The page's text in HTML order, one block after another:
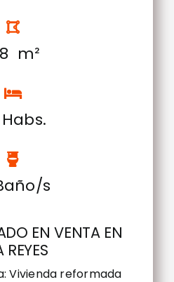
m²
s
EN VENTA EN
Vivienda reformada